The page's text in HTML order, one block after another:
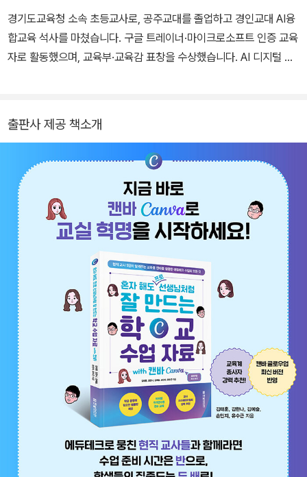
대한민국미래 교육 트렌드(시리즈)》(뜨인돌, 2025년), 《혼자 해도
프로 선생님처럼 잘 만드는 학교 수업 자료 with 캔바 Canva》(한빛
미디어, 2024년), 《인공지능(AI)과 에듀테크+투닝으로 웹툰 콘텐츠
경기도교육청 소속 초등교사로, 공주교대를 졸업하고 경인교대 AI융
합교육 석사를 마쳤습니다. 구글 트레이너·마이크로소프트 인증 교육
자로 활동했으며, 교육부·교육감 표창을 수상했습니다. AI 디지털 교
선생님처럼 잘 만드는 학교 수업자료 with 캔바> 등의 도서를 집필
출판사 제공 책소개